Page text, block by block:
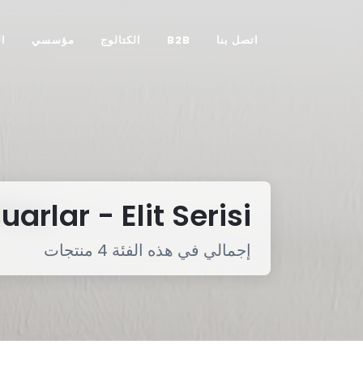
مؤسسي الكتالوج B2B اتصل بنا
- Elit Serisi
إجمالي في هذه الفئة 4 منتجات